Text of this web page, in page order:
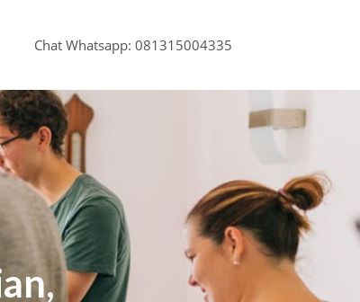
Chat Whatsapp: 081315004335